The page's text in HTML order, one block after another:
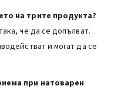
на трите продукта?
че да се допълват.
и могат да се
при натоварен